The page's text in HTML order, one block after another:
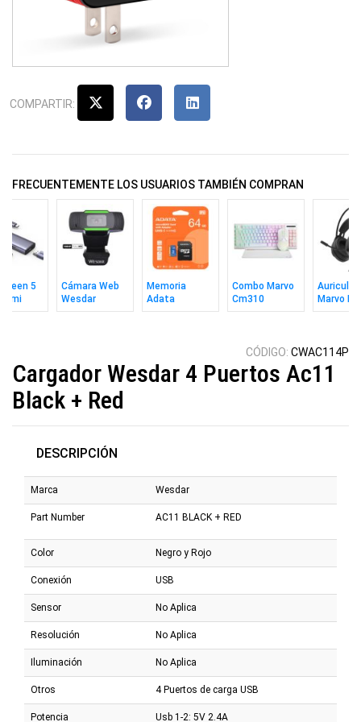
COMPARTIR:
FRECUENTEMENTE LOS USUARIOS TAMBIÉN COMPRAN
5
Cámara Web
Wesdar
W1080
Memoria
Adata
MicroSD 64GB
Combo Marvo
Cm310
Teclado In +
Auricular
Marvo
Akari 30
CÓDIGO: CWAC114P
Cargador Wesdar 4 Puertos Ac11
Black + Red
DESCRIPCIÓN
Marca Wesdar
Part Number AC11 BLACK + RED
Color Negro y Rojo
Conexión USB
Sensor No Aplica
Resolución No Aplica
Iluminación No Aplica
Otros 4 Puertos de carga USB
Potencia Usb 1-2: 5V 2.4A